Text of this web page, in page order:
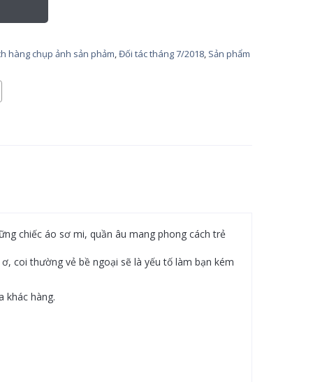
hàng chụp ảnh sản phảm,Đối tác tháng 7/2018, Sản phẩm
chiếc áo sơ mi, quần âu mang phong cách trẻ
coi thường vẻ bề ngoại sẽ là yếu tố làm bạn kém
khác hàng.